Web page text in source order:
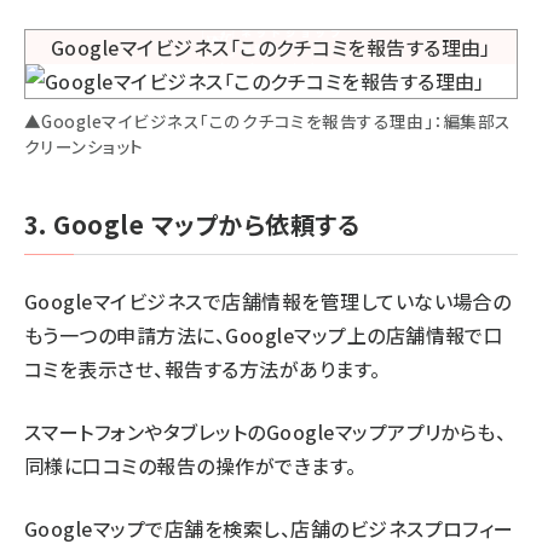
▲Googleマイビジネス「このクチコミを報告する理由」：編集部ス
クリーンショット
3. Google マップから依頼する
Googleマイビジネスで店舗情報を管理していない場合の
もう一つの申請方法に、Googleマップ上の店舗情報で口
コミを表示させ、報告する方法があります。
スマートフォンやタブレットのGoogleマップアプリからも、
同様に口コミの報告の操作ができます。
Googleマップで店舗を検索し、店舗のビジネスプロフィー